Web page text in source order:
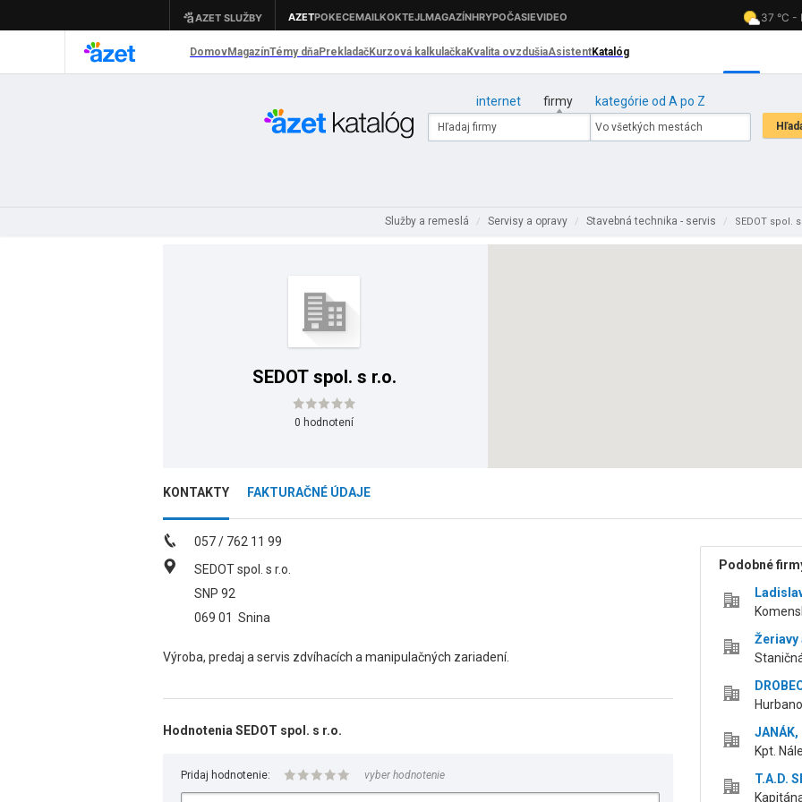
internet firmy kategórie od A po Z
Služby a remeslá / Servisy a opravy / Stavebná technika - servis / SEDOT spol.
SEDOT spol. s r.o.
0 hodnotení
KONTAKTY FAKTURAČNÉ ÚDAJE
057 / 762 11 99
SEDOT spol. s r.o.
SNP 92
069 01 Snina
Výroba, predaj a servis zdvíhacích a manipulačných zariadení.
Hodnotenia SEDOT spol. s r.o.
Pridaj hodnotenie: vyber hodnotenie
Podobné
Žeriavy
Kpt.
T.A.D.